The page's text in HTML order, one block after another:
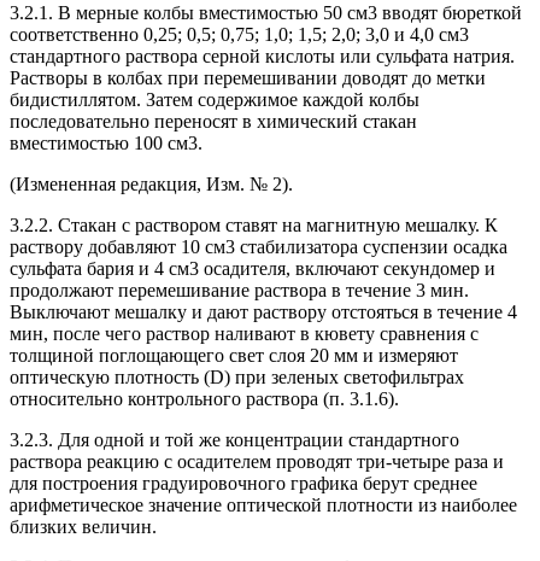
3.2.1. В мерные колбы вместимостью 50 см3 вводят бюреткой
соответственно 0,25; 0,5; 0,75; 1,0; 1,5; 2,0; 3,0 и 4,0 см3
стандартного раствора серной кислоты или сульфата натрия.
Растворы в колбах при перемешивании доводят до метки
бидистиллятом. Затем содержимое каждой колбы
последовательно переносят в химический стакан
вместимостью 100 см3.
(Измененная редакция, Изм. № 2).
3.2.2. Стакан с раствором ставят на магнитную мешалку. К
раствору добавляют 10 см3 стабилизатора суспензии осадка
сульфата бария и 4 см3 осадителя, включают секундомер и
продолжают перемешивание раствора в течение 3 мин.
Выключают мешалку и дают раствору отстояться в течение 4
мин, после чего раствор наливают в кювету сравнения с
толщиной поглощающего свет слоя 20 мм и измеряют
оптическую плотность (D) при зеленых светофильтрах
относительно контрольного раствора (п. 3.1.6).
3.2.3. Для одной и той же концентрации стандартного
раствора реакцию с осадителем проводят три-четыре раза и
для построения градуировочного графика берут среднее
арифметическое значение оптической плотности из наиболее
близких величин.